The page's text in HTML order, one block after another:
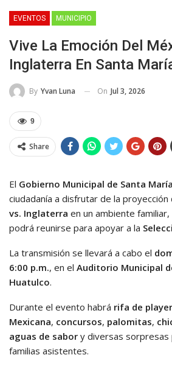
EVENTOS MUNICIPIO
Vive La Emoción Del
Inglaterra En Santa
By Yvan Luna On Jul 3, 2026
9
Share
El Gobierno Municipal de Santa
ciudadanía a disfrutar de la
vs. Inglaterra en un ambiente
podrá reunirse para apoyar a la
La transmisión se llevará a cabo el
6:00 p.m., en el Auditorio Municipal
Huatulco.
Durante el evento habrá rifa de
Mexicana, concursos, palomitas,
aguas de sabor y diversas sorpresas
familias asistentes.